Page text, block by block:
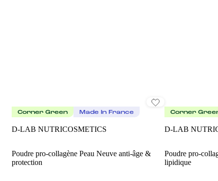
Corner Green Made In France
D-LAB NUTRICOSMETICS
Poudre pro-collagène Peau Neuve anti-âge &
protection
Corner
D-LAB
Poudre pro-
lipidique